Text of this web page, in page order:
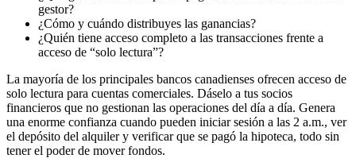
gestor?
¿Cómo y cuándo distribuyes las ganancias?
¿Quién tiene acceso completo a las transacciones frente a
acceso de “solo lectura”?
La mayoría de los principales bancos canadienses ofrecen acceso de
solo lectura para cuentas comerciales. Dáselo a tus socios
financieros que no gestionan las operaciones del día a día. Genera
una enorme confianza cuando pueden iniciar sesión a las 2 a.m., ver
el depósito del alquiler y verificar que se pagó la hipoteca, todo sin
tener el poder de mover fondos.